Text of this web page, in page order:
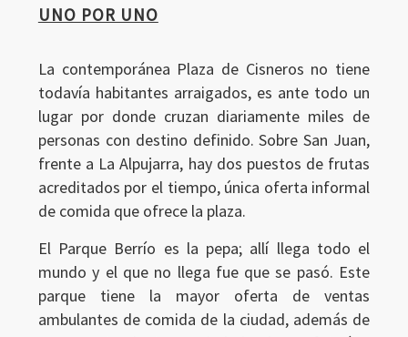
UNO POR UNO
La contemporánea Plaza de Cisneros no tiene
todavía habitantes arraigados, es ante todo un
lugar por donde cruzan diariamente miles de
personas con destino definido. Sobre San Juan,
frente a La Alpujarra, hay dos puestos de frutas
acreditados por el tiempo, única oferta informal
de comida que ofrece la plaza.
El Parque Berrío es la pepa; allí llega todo el
mundo y el que no llega fue que se pasó. Este
parque tiene la mayor oferta de ventas
ambulantes de comida de la ciudad, además de